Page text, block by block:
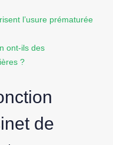
l’usure prématurée
ont-ils des
?
de